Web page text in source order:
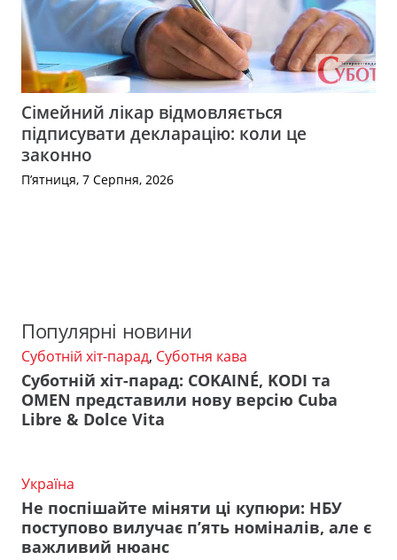
Сімейний лікар відмовляється
підписувати декларацію: коли це
законно
П’ятниця, 7 Серпня, 2026
Популярні новини
Суботній хіт-парад, Суботня кава
Суботній хіт-парад: COKAINÉ, KODI та
OMEN представили нову версію Cuba
Libre & Dolce Vita
Україна
Не поспішайте міняти ці купюри: НБУ
поступово вилучає п’ять номіналів, але є
важливий нюанс